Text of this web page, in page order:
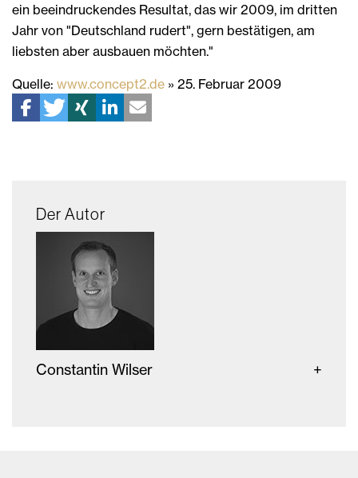
ein beeindruckendes Resultat, das wir 2009, im dritten
Jahr von "Deutschland rudert", gern bestätigen, am
liebsten aber ausbauen möchten."
Quelle: www.concept2.de » 25. Februar 2009
Der Autor
Constantin Wilser